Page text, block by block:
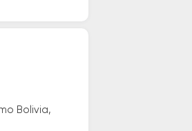
Bolivia,